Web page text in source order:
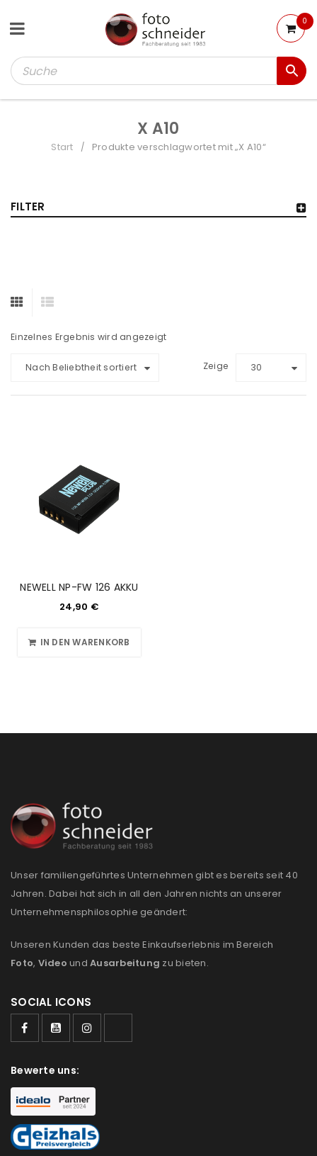
0
X A10
Start / Produkte verschlagwortet mit „X A10“
FILTER
Einzelnes Ergebnis wird angezeigt
Nach Beliebtheit sortiert Zeige 30
NEWELL NP-FW 126 AKKU
24,90 €
IN DEN WARENKORB
Unser familiengeführtes Unternehmen gibt es bereits seit 40
Jahren. Dabei hat sich in all den Jahren nichts an unserer
Unternehmensphilosophie geändert:
Unseren Kunden das beste Einkaufserlebnis im Bereich
Foto, Video und Ausarbeitung zu bieten.
SOCIAL ICONS
Bewerte uns: